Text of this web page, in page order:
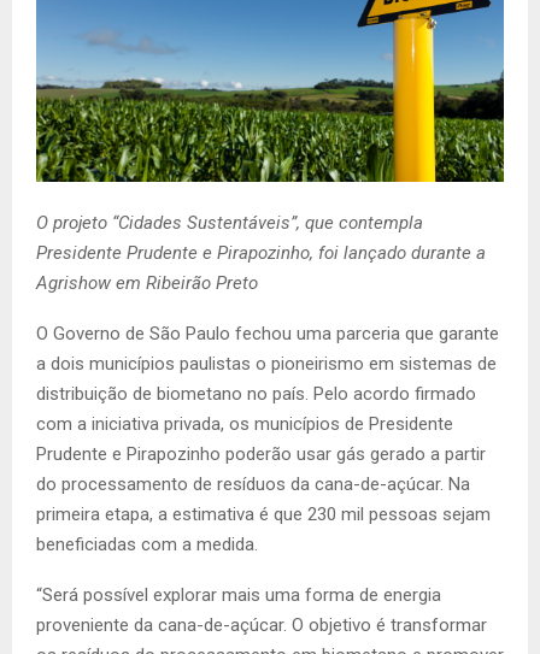
O projeto “Cidades Sustentáveis”, que contempla
Presidente Prudente e Pirapozinho, foi lançado durante a
Agrishow em Ribeirão Preto
O Governo de São Paulo fechou uma parceria que garante
a dois municípios paulistas o pioneirismo em sistemas de
distribuição de biometano no país. Pelo acordo firmado
com a iniciativa privada, os municípios de Presidente
Prudente e Pirapozinho poderão usar gás gerado a partir
do processamento de resíduos da cana-de-açúcar. Na
primeira etapa, a estimativa é que 230 mil pessoas sejam
beneficiadas com a medida.
“Será possível explorar mais uma forma de energia
proveniente da cana-de-açúcar. O objetivo é transformar